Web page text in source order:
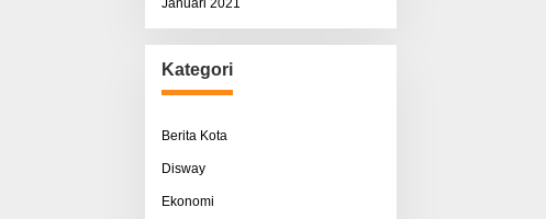
Januari 2021
Kategori
Berita Kota
Disway
Ekonomi